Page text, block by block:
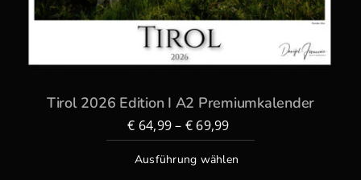
Tirol 2026 Edition I A2 Premiumkalender
€ 64,99– € 69,99
Ausführung wählen